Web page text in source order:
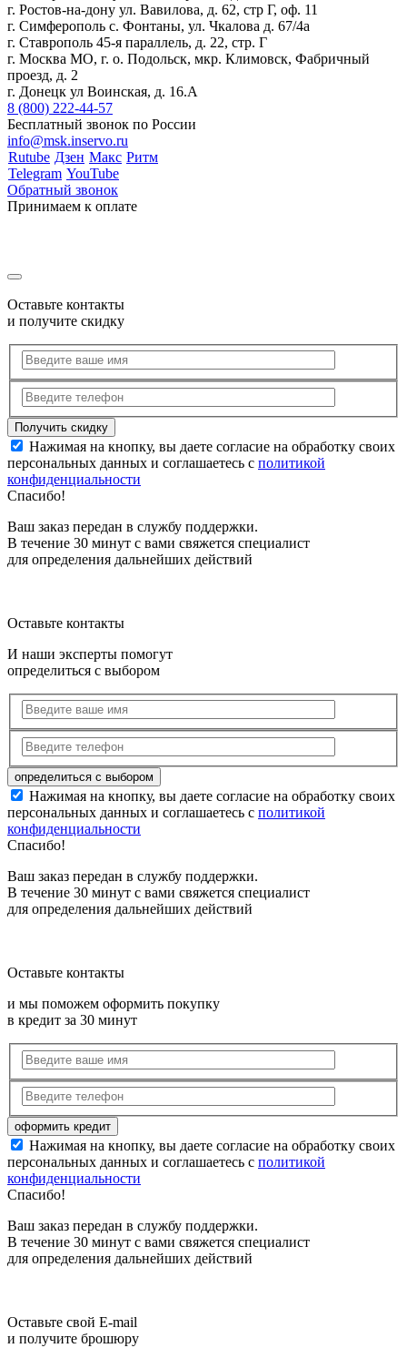
г. Ростов-на-дону ул. Вавилова, д. 62, стр Г, оф. 11
г. Симферополь с. Фонтаны, ул. Чкалова д. 67/4а
г. Ставрополь 45-я параллель, д. 22, стр. Г
г. Москва МО, г. о. Подольск, мкр. Климовск, Фабричный
проезд, д. 2
г. Донецк ул Воинская, д. 16.А
8 (800) 222-44-57
Бесплатный звонок по России
info@msk.inservo.ru
Rutube Дзен Макс Ритм
Telegram YouTube
Обратный звонок
Принимаем к оплате
Оставьте контакты
и получите скидку
Нажимая на кнопку, вы даете согласие на обработку своих
персональных данных и соглашаетесь с политикой
конфиденциальности
Спасибо!
Ваш заказ передан в службу поддержки.
В течение 30 минут с вами свяжется специалист
для определения дальнейших действий
Оставьте контакты
И наши эксперты помогут
определиться с выбором
Нажимая на кнопку, вы даете согласие на обработку своих
персональных данных и соглашаетесь с политикой
конфиденциальности
Спасибо!
Ваш заказ передан в службу поддержки.
В течение 30 минут с вами свяжется специалист
для определения дальнейших действий
Оставьте контакты
и мы поможем оформить покупку
в кредит за 30 минут
Нажимая на кнопку, вы даете согласие на обработку своих
персональных данных и соглашаетесь с политикой
конфиденциальности
Спасибо!
Ваш заказ передан в службу поддержки.
В течение 30 минут с вами свяжется специалист
для определения дальнейших действий
Оставьте свой E-mail
и получите брошюру